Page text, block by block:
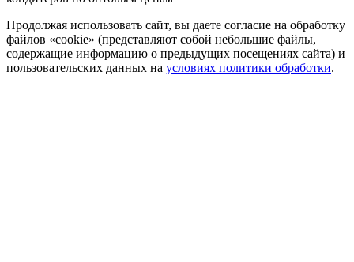
Продолжая использовать сайт, вы даете согласие на обработку
файлов «cookie» (представляют собой небольшие файлы,
содержащие информацию о предыдущих посещениях сайта) и
пользовательских данных на условиях политики обработки.